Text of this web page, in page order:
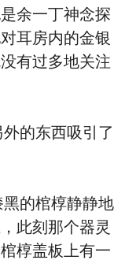
余一丁神念探
耳房内的金银
有过多地关注
的东西吸引了
的棺椁静静地
此刻那个器灵
椁盖板上有一